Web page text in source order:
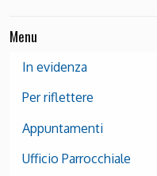
Menu
In evidenza
Per riflettere
Appuntamenti
Ufficio Parrocchiale